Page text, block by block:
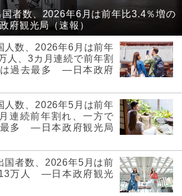
国者数、2026年6月は前年比3.4％増の
観光局（速報）
人数、2026年6月は前年
人、3カ月連続で前年割
は過去最多 ―日本政府
人数、2026年5月は前年
連続前年割れ、一方で
最多 ―日本政府観光局
国者数、2026年5月は前
万人 ―日本政府観光